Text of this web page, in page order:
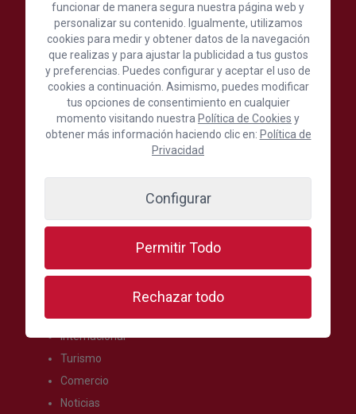
Servicios y Navegación de Gran Canaria
C./ León y Castillo, 24, 1ª Planta, 35003 Las Palmas de
Gran Canaria, España
(+34) 928 390 390
Escríbenos aquí
Secciones más visitadas
Oferta formativa
Internacional
Turismo
Comercio
Noticias
funcionar de manera segura nuestra página web y
personalizar su contenido. Igualmente, utilizamos
cookies para medir y obtener datos de la navegación
que realizas y para ajustar la publicidad a tus gustos
y preferencias. Puedes configurar y aceptar el uso de
cookies a continuación. Asimismo, puedes modificar
tus opciones de consentimiento en cualquier
momento visitando nuestra Política de Cookies y
obtener más información haciendo clic en: Política de
Privacidad
Configurar
Permitir Todo
Rechazar todo